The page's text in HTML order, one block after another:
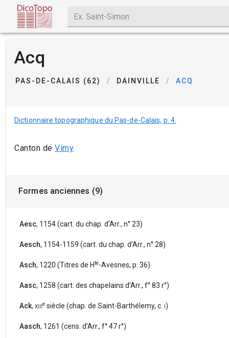
Acq
PAS-DE-CALAIS (62) / DAINVILLE / ACQ
Dictionnaire topographique du Pas-de-Calais, p. 4.
Canton de Vimy.
Formes anciennes (9)
Aesc, 1154 (cart. du chap. d’Arr., n° 23)
Aesch, 1154-1159 (cart. du chap. d’Arr., n° 28)
Asch, 1220 (Titres de Hte-Avesnes, p. 36)
Aasc, 1258 (cart. des chapelains d’Arr., f° 83 r°)
Ack, xiiie siècle (chap. de Saint-Barthélemy, c. i)
Aasch, 1261 (cens. d’Arr., f° 47 r°)